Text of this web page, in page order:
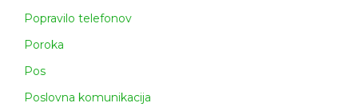
Popravilo telefonov
Poroka
Pos
Poslovna komunikacija